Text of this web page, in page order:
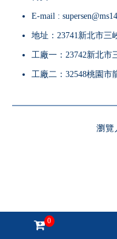
0
E-mail :
地址：23741新北市三
工廠一：23742新北市
工廠二：32548桃園市
瀏覽